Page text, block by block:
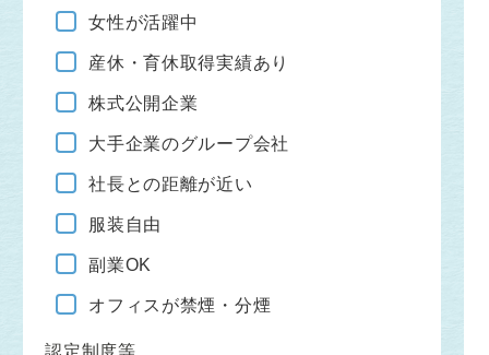
女性が活躍中
産休・育休取得実績あり
株式公開企業
大手企業のグループ会社
社長との距離が近い
服装自由
副業OK
オフィスが禁煙・分煙
認定制度等